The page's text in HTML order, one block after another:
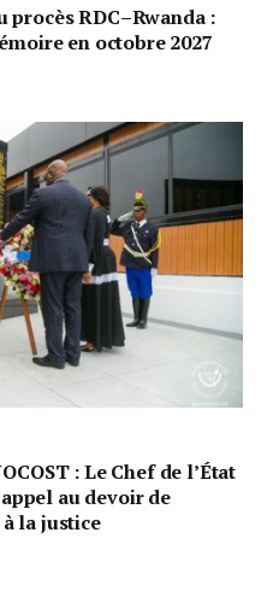
RDC–Rwanda :
en octobre 2027
: Le Chef de l’État
au devoir de
la justice